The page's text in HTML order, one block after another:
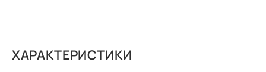
ХАРАКТЕРИСТИКИ